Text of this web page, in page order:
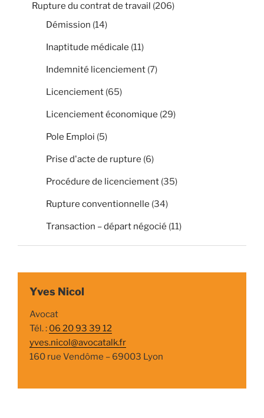
Rupture du contrat de travail (206)
Démission (14)
Inaptitude médicale (11)
Indemnité licenciement (7)
Licenciement (65)
Licenciement économique (29)
Pole Emploi (5)
Prise d'acte de rupture (6)
Procédure de licenciement (35)
Rupture conventionnelle (34)
Transaction – départ négocié (11)
Yves Nicol
Avocat
Tél. : 06 20 93 39 12
yves.nicol@avocatalk.fr
160 rue Vendôme – 69003 Lyon